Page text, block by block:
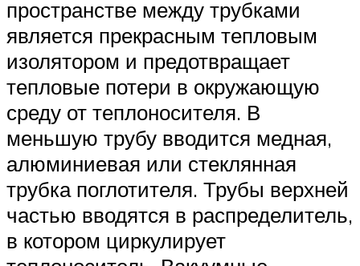
пространстве между трубками
является прекрасным тепловым
изолятором и предотвращает
тепловые потери в окружающую
среду от теплоносителя. В
меньшую трубу вводится медная,
алюминиевая или стеклянная
трубка поглотителя. Трубы верхней
частью вводятся в распределитель,
в котором циркулирует